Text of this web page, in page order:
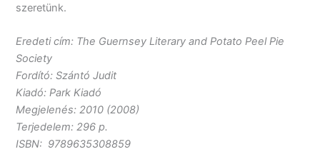
szeretünk.
Eredeti cím: The Guernsey Literary and Potato Peel Pie
Society
Fordító: Szántó Judit
Kiadó: Park Kiadó
Megjelenés: 2010 (2008)
Terjedelem: 296 p.
ISBN: 9789635308859